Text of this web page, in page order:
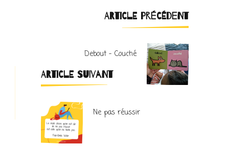
Navigation
d'article
ARTICLE PRÉCÉDENT
Debout – Couché
ARTICLE SUIVANT
Ne pas réussir